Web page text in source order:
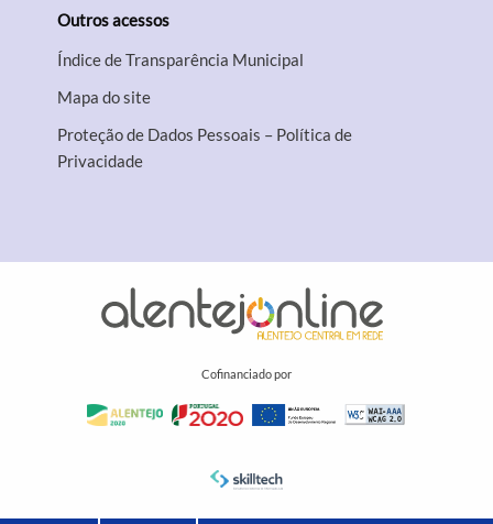
Outros acessos
Índice de Transparência Municipal
Mapa do site
Proteção de Dados Pessoais – Política de
Privacidade
Cofinanciado por